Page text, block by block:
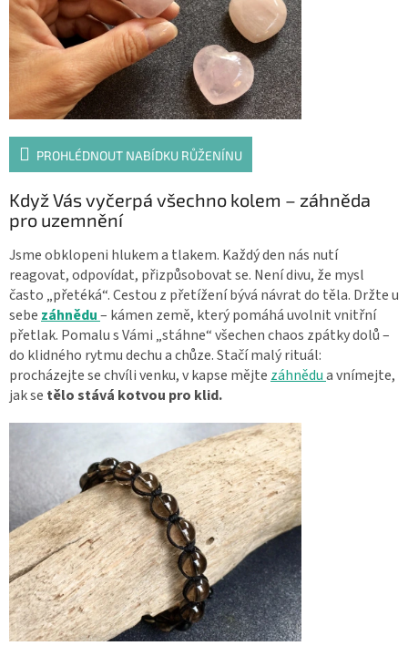
PROHLÉDNOUT NABÍDKU RŮŽENÍNU
Když Vás vyčerpá všechno kolem – záhněda
pro uzemnění
Jsme obklopeni hlukem a tlakem. Každý den nás nutí
reagovat, odpovídat, přizpůsobovat se. Není divu, že mysl
často „přetéká“. Cestou z přetížení bývá návrat do těla. Držte u
sebe záhnědu– kámen země, který pomáhá uvolnit vnitřní
přetlak. Pomalu s Vámi „stáhne“ všechen chaos zpátky dolů –
do klidného rytmu dechu a chůze. Stačí malý rituál:
procházejte se chvíli venku, v kapse mějte záhnědua vnímejte,
jak se tělo stává kotvou pro klid.